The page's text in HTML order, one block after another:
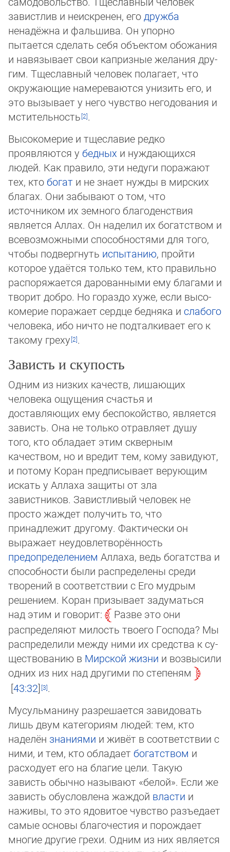
завистлив и неискренен, его дружба
ненадёжна и фальшива. Он упорно
пытается сделать себя объектом обожания
и навязывает свои капризные желания дру­
гим. Тщеславный человек полагает, что
окружающие намереваются унизить его, и
это вызывает у него чувство не­го­до­ва­ния и
мстительность
.
Высокомерие и тщеславие редко
проявляются у бедных и нуждающихся
людей. Как правило, эти недуги поражают
тех, кто богат и не знает нужды в мирских
благах. Они забывают о том, что
источником их земного благоденствия
является Аллах. Он наделил их богатством и
всевозможными способностями для того,
чтобы подвергнуть испытанию, пройти
которое уда­ёт­ся только тем, кто правильно
распоряжается дарованными ему благами и
творит добро. Но гораздо хуже, если высо­
ко­ме­рие поражает сердце бедняка и слабого
человека, ибо ничто не подталкивает его к
такому греху
.
Зависть и скупость
Одним из низких качеств, лишающих
человека ощущения счастья и
доставляющих ему беспокойство, является
зависть. Она не только отравляет душу
того, кто обладает этим скверным
качеством, но и вредит тем, кому завидуют,
и потому Коран предписывает верующим
искать у Аллаха защиты от зла
завистников. Завистливый человек не
просто жаждет получить то, что
принадлежит другому. Фактически он
выражает неудовлетворённость
предопределением Аллаха, ведь богатства и
спо­собности были распределены среди
творений в соответствии с Его мудрым
решением. Коран призывает задуматься
над этим и говорит:
Разве это они
распределяют милость твоего Господа? Мы
распределили между ними их сред­ства к су­
щес­тво­ванию в Мирской жизни и возвысили
одних из них над другими по степеням
43:32
.
Мусульманину разрешается завидовать
лишь двум категориям людей: тем, кто
наделён знаниями и живёт в соответствии с
ними, и тем, кто обладает богатством и
расходует его на благие цели. Такую
зависть обычно называют «белой». Если же
за­висть обусловлена жаждой власти и
наживы, то это ядовитое чувство разъедает
самые основы благочестия и порождает
мно­гие другие грехи. Одним из них является